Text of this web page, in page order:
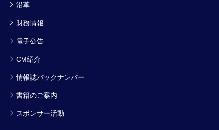
沿革
財務情報
電子公告
CM紹介
情報誌バックナンバー
書籍のご案内
スポンサー活動